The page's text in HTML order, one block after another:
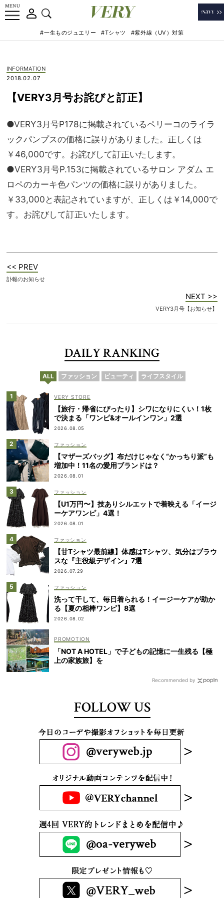
#一生ものジュエリー #Tシャツ #紫外線（UV）対策
INFORMATION
2018.02.07
【VERY3月号お詫びと訂正】
●VERY3月号P178に掲載されているペリーコのライラ
ックパンプスの価格に誤りがありました。正しくは
￥46,000です。お詫びして訂正いたします。
●VERY3月号P.153に掲載されているサロン アダム エ
ロペのカーキ色パンツの価格に誤りがありました。
￥33,000と表記されていますが、正しくは￥14,000で
す。 お詫びして訂正いたします。
<< PREV
訃報のお知らせ
NEXT >>
VERY3月号【お知らせ】
DAILY RANKING
ALL ファッション ビューティ ライフスタイル
VERY STORE
【旅行・帰省にぴったり】シワになりにくい！1枚
で決まる「ワンピ&オールインワン」2選
2026.08.05
ファッション
【マザーズバッグ】布だけじゃなく“かっちり派”も
増加中！11名の愛用ブランドは？
2026.08.01
ファッション
【U1万円〜】技ありシルエットで着映える「イージ
ーケアワンピ」4選！
2026.08.01
ファッション
【甘Tシャツ最前線】体感はTシャツ、気分はブラウ
スな『主役級デザイン』7選
2026.07.29
ファッション
洗って干して、毎日着られる！イージーケアが助か
る【夏の相棒ワンピ】8選
2026.08.02
「NOT A HOTEL」で子どもの記憶に一生残る【極
上の家族旅】を
Recommended by
FOLLOW US